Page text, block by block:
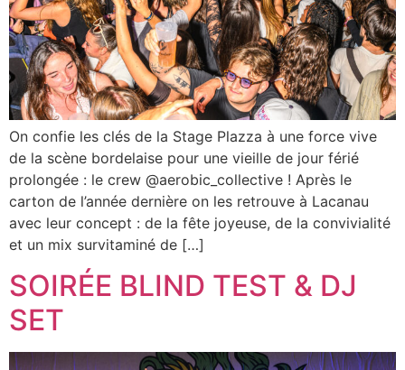
On confie les clés de la Stage Plazza à une force vive
de la scène bordelaise pour une vieille de jour férié
prolongée : le crew @aerobic_collective ! Après le
carton de l’année dernière on les retrouve à Lacanau
avec leur concept : de la fête joyeuse, de la convivialité
et un mix survitaminé de […]
SOIRÉE BLIND TEST & DJ
SET